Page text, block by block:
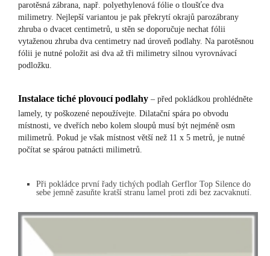
parotěsná zábrana, např. polyethylenová fólie o tloušťce dva
milimetry. Nejlepší variantou je pak překrytí okrajů parozábrany
zhruba o dvacet centimetrů, u stěn se doporučuje nechat fólii
vytaženou zhruba dva centimetry nad úroveň podlahy. Na parotěsnou
fólii je nutné položit asi dva až tři milimetry silnou vyrovnávací
podložku.
Instalace tiché plovoucí podlahy – před pokládkou prohlédněte
lamely, ty poškozené nepoužívejte. Dilatační spára po obvodu
místnosti, ve dveřích nebo kolem sloupů musí být nejméně osm
milimetrů. Pokud je však místnost větší než 11 x 5 metrů, je nutné
počítat se spárou patnácti milimetrů.
Při pokládce první řady tichých podlah Gerflor Top Silence do
sebe jemně zasuňte kratší stranu lamel proti zdi bez zacvaknutí.